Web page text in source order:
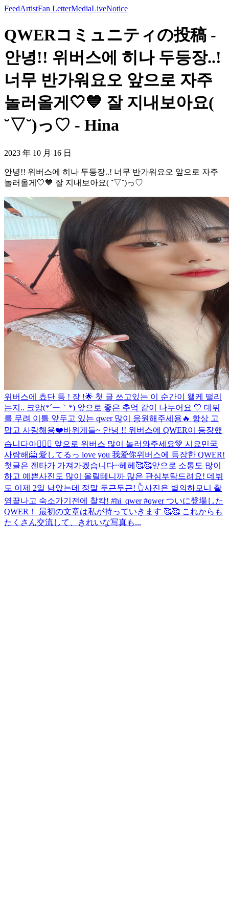
FeedArtistFan LetterMediaLiveNotice
QWERコミュニティの投稿 -
안녕!! 위버스에 히나 두등장..!
너무 반가워요오 앞으로 자주
놀러올게🤍💙 잘 지내보아요(
˘▽˘)っ♡ - Hina
2023 年 10 月 16 日
안녕!! 위버스에 히나 두등장..! 너무 반가워요오 앞으로 자주
놀러올게🤍💙 잘 지내보아요( ˘▽˘)っ♡
위버스에 쵸단 등 ! 장 !🌟 첫 글 쓰고있는 이 순간이 왤케 떨리
는지.. 크앙(*´ー｀*) 앞으로 좋은 추억 같이 나누어요 🤍 데뷔
를 무려 이틀 앞두고 있는 qwer 많이 응원해주세용🔥 항상 고
맙고 사랑해용❤️바위게들~ 안녕 !! 위버스에 QWER이 등쟝했
습니다아💁🏻‍♀️ 앞으로 위버스 많이 놀러와주세요💚 시요민국
사랑해🤗 愛してるっ love you 我爱你위버스에 등장한 QWER!
첫글은 젠타가 가져가겠습니다~헤헤🥰🥰앞으로 소통도 많이
하고 예쁜사진도 많이 올릴테니까 많은 관심부탁드려요! 데뷔
도 이제 2일 남았는데 정말 두근두근! 👆사진은 별의하모니 촬
영끝나고 숙소가기전에 찰칵! #hi_qwer #qwer ついに登場した
QWER！ 最初の文章は私が持っていきます 🥰🥰 これからも
たくさん交流して、きれいな写真も...